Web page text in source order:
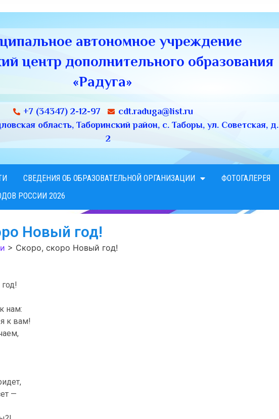
автономное учреждение
центр дополнительного образования
«Радуга»
+7 (34347) 2-12-97
cdt.raduga@list.ru
область, Таборинский район, с. Таборы, ул. Советская, д.
2
СВЕДЕНИЯ ОБ ОБРАЗОВАТЕЛЬНОЙ ОРГАНИЗАЦИИ ФОТОГАЛЕРЕЯ
РОССИИ 2026
Новый год!
> Скоро, скоро Новый год!
нам:
к вам!
—